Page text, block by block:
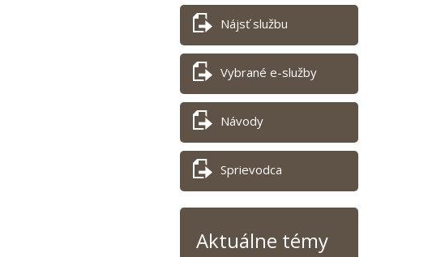
Nájsť službu
Vybrané e-služby
Návody
Sprievodca
Aktuálne témy